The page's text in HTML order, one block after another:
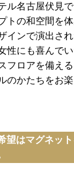
ル名古屋伏見
トの和空間を体
インで演出さ
性にも喜んで
フロアを備え
のかたちをお楽
望はマグネッ